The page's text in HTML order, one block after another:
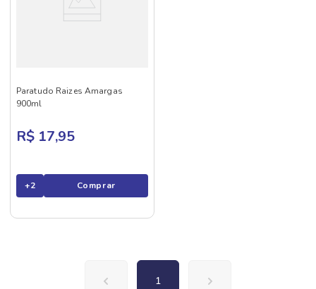
Paratudo Raizes Amargas
900ml
R$ 17,95
+2 Comprar
1